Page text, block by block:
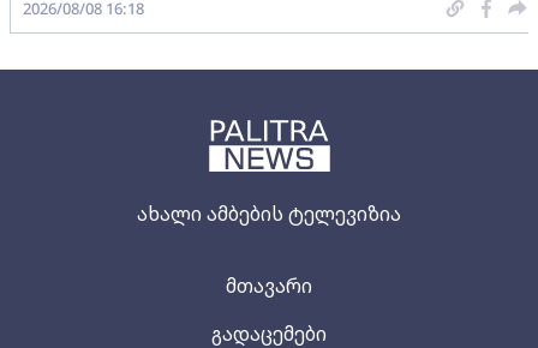
ახალი ამბების ტელევიზია
მთავარი
გადაცემები
2026/08/08 16:18